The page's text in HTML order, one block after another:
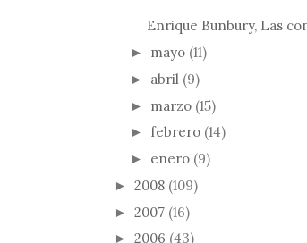
Enrique Bunbury, Las
► mayo (11)
► abril (9)
► marzo (15)
► febrero (14)
► enero (9)
► 2008 (109)
► 2007 (16)
► 2006 (43)